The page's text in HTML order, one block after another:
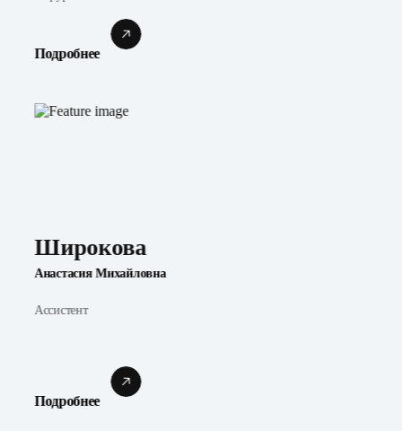
Подробнее
Широкова
Анастасия Михайловна
Ассистент
Подробнее